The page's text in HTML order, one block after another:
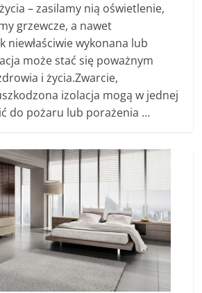
– zasilamy nią oświetlenie,
grzewcze, a nawet
niewłaściwie wykonana lub
może stać się poważnym
i życia.Zwarcie,
izolacja mogą w jednej
do pożaru lub porażenia …